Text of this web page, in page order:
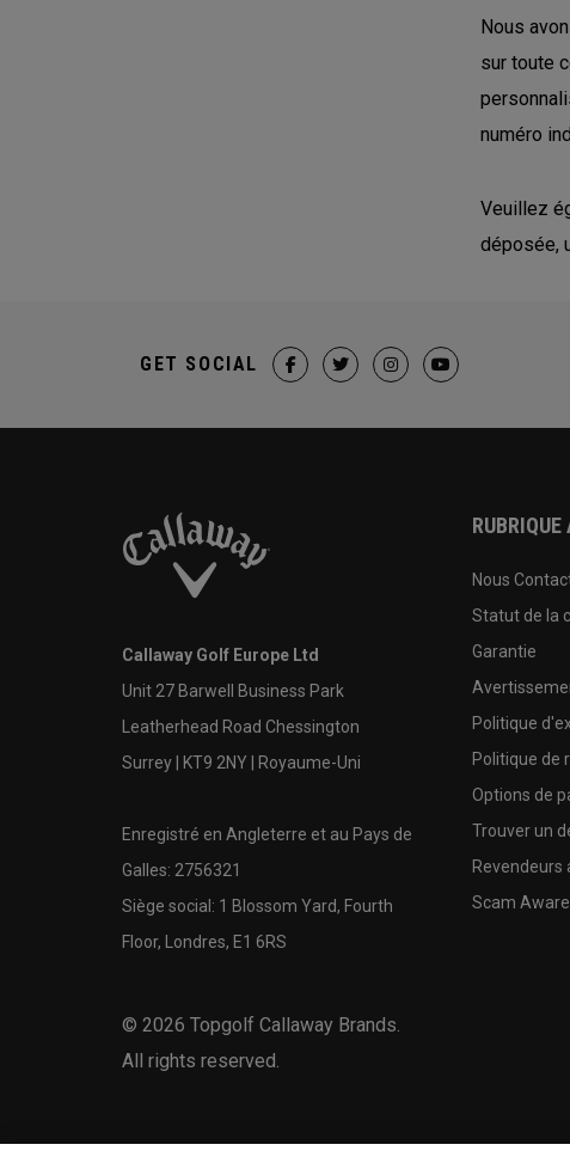
Nous
sur toute
numéro
Veuillez
déposée,
GET SOCIAL
Callaway Golf Europe Ltd
Unit 27 Barwell Business Park
Leatherhead Road Chessington
Surrey | KT9 2NY | Royaume-Uni
Enregistré en Angleterre et au Pays de
Galles: 2756321
Siège social: 1 Blossom Yard, Fourth
Floor, Londres, E1 6RS
© 2026 Topgolf Callaway Brands.
All rights reserved.
RUBRIQUE
Nous
Statut de la
Garantie
Politique
Politique de
Options de
Trouver un
Revendeurs
Scam